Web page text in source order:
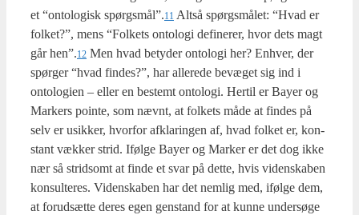
et “onto­lo­gisk spørgsmål”.11 Alt­så spørgs­må­let: “Hvad er
fol­ket?”, mens “Fol­kets onto­lo­gi defi­ne­rer, hvor dets magt
går hen”.12 Men hvad bety­der onto­lo­gi her? Enhver, der
spør­ger “hvad fin­des?”, har alle­re­de bevæ­get sig ind i
onto­lo­gi­en – eller en bestemt onto­lo­gi. Her­til er Bay­er og
Mar­kers poin­te, som nævnt, at fol­kets måde at fin­des på
selv er usik­ker, hvor­for afkla­rin­gen af, hvad fol­ket er, kon­
stant væk­ker strid. Iføl­ge Bay­er og Mar­ker er det dog ikke
nær så strid­somt at fin­de et svar på det­te, hvis viden­ska­ben
kon­sul­te­res. Viden­ska­ben har det nem­lig med, iføl­ge dem,
at for­ud­sæt­te deres egen gen­stand for at kun­ne under­sø­ge